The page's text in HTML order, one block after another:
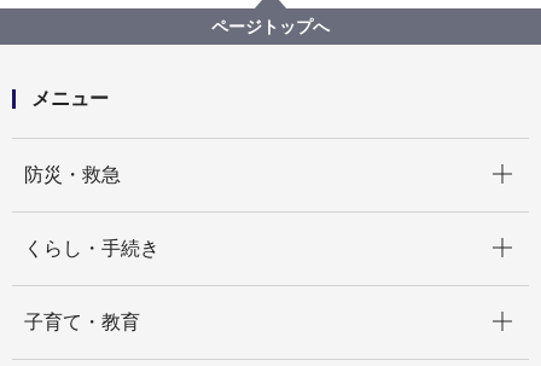
狭あい道路（幅員４メートル未満の道路）の後退用地
を整備した物件に対しパトロールを実施しました！
ページトップへ
メニュー
防災・救急
くらし・手続き
子育て・教育